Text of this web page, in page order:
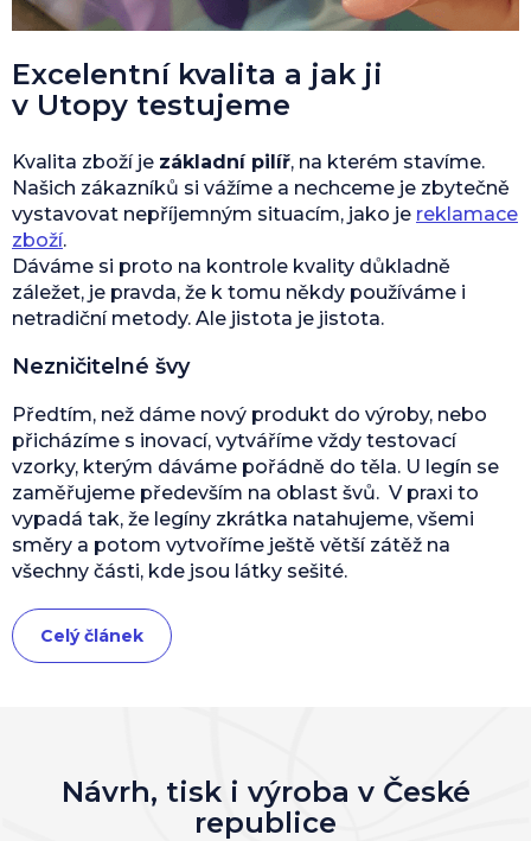
Excelentní kvalita a jak ji
v Utopy testujeme
Kvalita zboží je základní pilíř, na kterém stavíme.
Našich zákazníků si vážíme a nechceme je zbytečně
vystavovat nepříjemným situacím, jako je reklamace
zboží.
Dáváme si proto na kontrole kvality důkladně
záležet, je pravda, že k tomu někdy používáme i
netradiční metody. Ale jistota je jistota.
Nezničitelné švy
Předtím, než dáme nový produkt do výroby, nebo
přicházíme s inovací, vytváříme vždy testovací
vzorky, kterým dáváme pořádně do těla. U legín se
zaměřujeme především na oblast švů. V praxi to
vypadá tak, že legíny zkrátka natahujeme, všemi
směry a potom vytvoříme ještě větší zátěž na
všechny části, kde jsou látky sešité.
Celý článek
Návrh, tisk i výroba v České
republice